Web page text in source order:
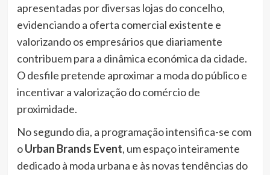
apresentadas por diversas lojas do concelho,
evidenciando a oferta comercial existente e
valorizando os empresários que diariamente
contribuem para a dinâmica económica da cidade.
O desfile pretende aproximar a moda do público e
incentivar a valorização do comércio de
proximidade.
No segundo dia, a programação intensifica-se com
oUrban Brands Event, um espaço inteiramente
dedicado à moda urbana e às novas tendências do